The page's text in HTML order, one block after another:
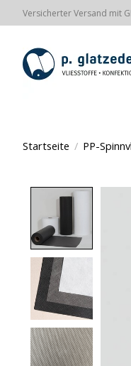
Versicherter Versand mit
Startseite / PP-